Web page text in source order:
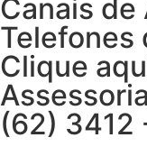
Canais
Telefones
Clique
(62) 3412